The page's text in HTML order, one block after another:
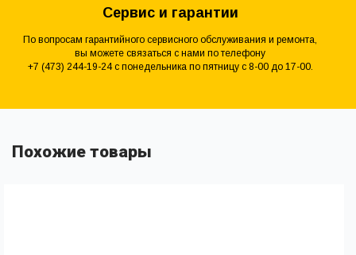
Сервис и гарантии
По вопросам гарантийного сервисного обслуживания и ремонта,
вы можете связаться с нами по телефону
+7 (473) 244-19-24 с понедельника по пятницу с 8-00 до 17-00.
Похожие товары